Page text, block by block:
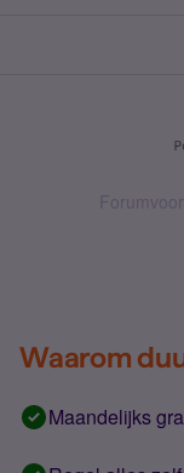
Waarom
Maandelijks